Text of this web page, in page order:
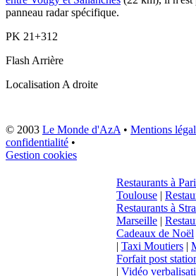
panneau radar spécifique.
PK 21+312
Flash Arrière
Localisation A droite
© 2003 Le Monde d'AzA • Mentions
confidentialité •
Gestion cookies
Restaurants à
Toulouse |
Restaurants à
Marseille |
Cadeaux de Noël
| Taxi Moutiers |
Forfait post
| Vidéo